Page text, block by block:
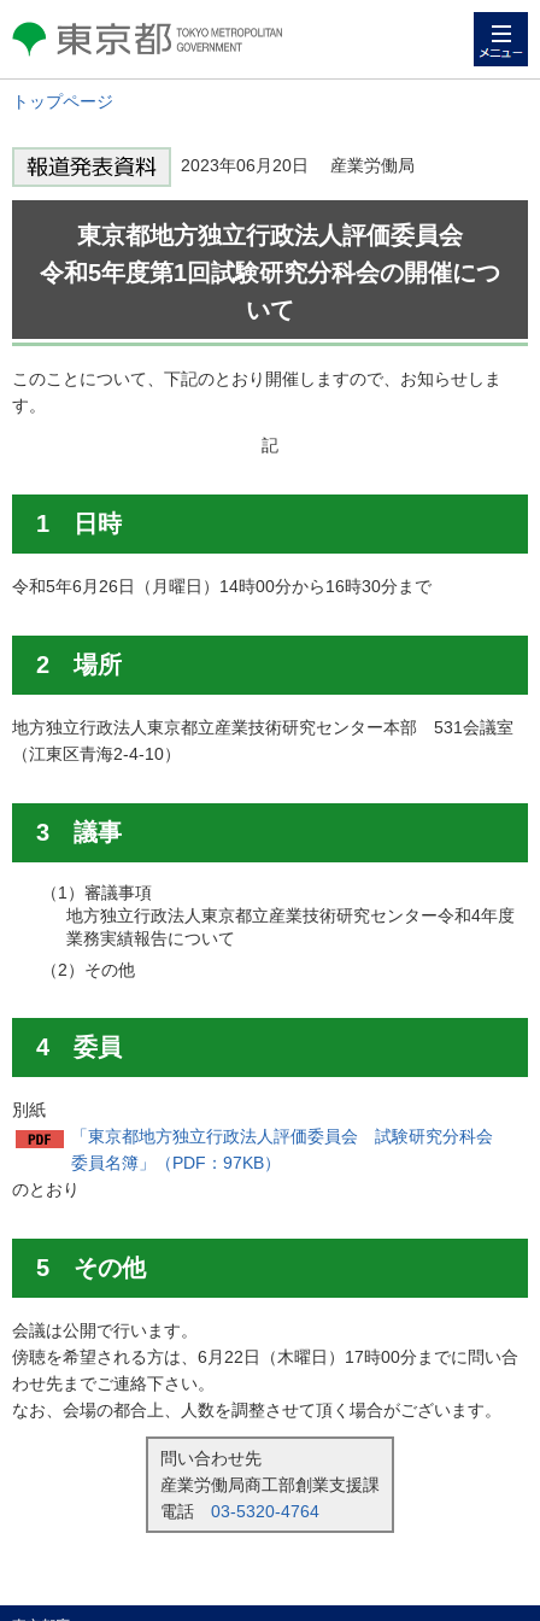
東京都 TOKYO METROPOLITAN
GOVERNMENT
トップページ
2023年06月20日 産業労働局
東京都地方独立行政法人評価委員会
令和5年度第1回試験研究分科会の開催につ
いて
このことについて、下記のとおり開催しますので、お知らせしま
す。
記
1 日時
令和5年6月26日（月曜日）14時00分から16時30分まで
2 場所
地方独立行政法人東京都立産業技術研究センター本部 531会議室
（江東区青海2-4-10）
3 議事
（1）審議事項
地方独立行政法人東京都立産業技術研究センター令和4年度
業務実績報告について
（2）その他
4 委員
別紙
「東京都地方独立行政法人評価委員会 試験研究分科会
委員名簿」（PDF：97KB）
のとおり
5 その他
会議は公開で行います。
傍聴を希望される方は、6月22日（木曜日）17時00分までに問い合
わせ先までご連絡下さい。
なお、会場の都合上、人数を調整させて頂く場合がございます。
問い合わせ先
産業労働局商工部創業支援課
電話 03-5320-4764